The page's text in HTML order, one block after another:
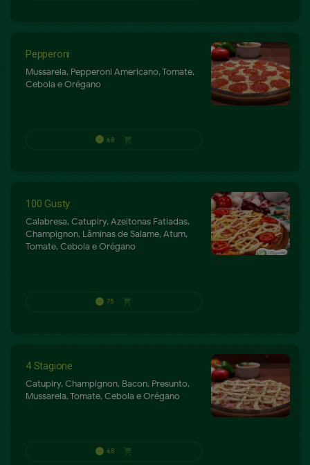
Pepperoni
Mussarela, Pepperoni Americano, Tomate,
Cebola e Orégano
100 Gusty
Calabresa, Catupiry, Azeitonas Fatiadas,
Champignon, Lâminas de Salame, Atum,
Tomate, Cebola e Orégano
4 Stagione
Catupiry, Champignon, Bacon, Presunto,
Mussarela, Tomate, Cebola e Orégano